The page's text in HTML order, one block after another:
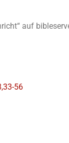
auf
56